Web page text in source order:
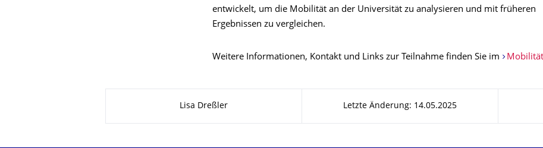
entwickelt, um die Mobilität an der Universität zu analysieren und mit früheren
Ergebnissen zu vergleichen.
Weitere Informationen, Kontakt und Links zur Teilnahme finden Sie im
Lisa Dreßler Letzte Änderung: 14.05.2025